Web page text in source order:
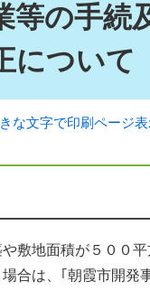
等の手続
について
な文字で印刷ページ
敷地面積が５００
合は、｢朝霞市開